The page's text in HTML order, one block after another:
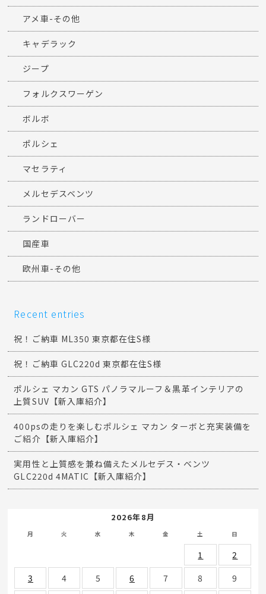
アメ車-その他
キャデラック
ジープ
フォルクスワーゲン
ボルボ
ポルシェ
マセラティ
メルセデスベンツ
ランドローバー
国産車
欧州車-その他
Recent entries
祝！ご納車 ML350 東京都在住S様
祝！ご納車 GLC220d 東京都在住S様
ポルシェ マカン GTS パノラマルーフ＆黒革インテリアの
上質SUV【新入庫紹介】
400psの走りを楽しむポルシェ マカン ターボと充実装備を
ご紹介【新入庫紹介】
実用性と上質感を兼ね備えたメルセデス・ベンツ
GLC220d 4MATIC【新入庫紹介】
2026年8月
月 火 水 木 金 土 日
1
2
3
4 5 6 7 8
9